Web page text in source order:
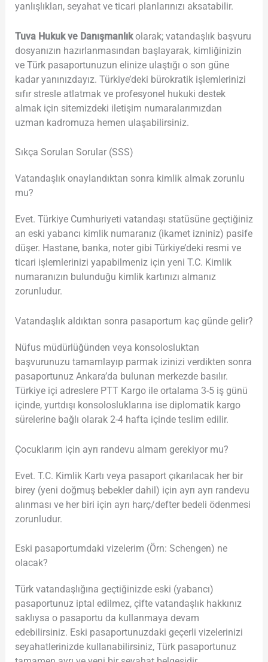
yanlışlıkları, seyahat ve ticari planlarınızı aksatabilir.
Tuva Hukuk ve Danışmanlıkolarak; vatandaşlık başvuru
dosyanızın hazırlanmasından başlayarak, kimliğinizin
ve Türk pasaportunuzun elinize ulaştığı o son güne
kadar yanınızdayız. Türkiye’deki bürokratik işlemlerinizi
sıfır stresle atlatmak ve profesyonel hukuki destek
almak için sitemizdeki iletişim numaralarımızdan
uzman kadromuza hemen ulaşabilirsiniz.
Sıkça Sorulan Sorular (SSS)
Vatandaşlık onaylandıktan sonra kimlik almak zorunlu
mu?
Evet. Türkiye Cumhuriyeti vatandaşı statüsüne geçtiğiniz
an eski yabancı kimlik numaranız (ikamet izniniz) pasife
düşer. Hastane, banka, noter gibi Türkiye’deki resmi ve
ticari işlemlerinizi yapabilmeniz için yeni T.C. Kimlik
numaranızın bulunduğu kimlik kartınızı almanız
zorunludur.
Vatandaşlık aldıktan sonra pasaportum kaç günde gelir?
Nüfus müdürlüğünden veya konsolosluktan
başvurunuzu tamamlayıp parmak izinizi verdikten sonra
pasaportunuz Ankara’da bulunan merkezde basılır.
Türkiye içi adreslere PTT Kargo ile ortalama 3-5 iş günü
içinde, yurtdışı konsolosluklarına ise diplomatik kargo
sürelerine bağlı olarak 2-4 hafta içinde teslim edilir.
Çocuklarım için ayrı randevu almam gerekiyor mu?
Evet. T.C. Kimlik Kartı veya pasaport çıkarılacak her bir
birey (yeni doğmuş bebekler dahil) için ayrı ayrı randevu
alınması ve her biri için ayrı harç/defter bedeli ödenmesi
zorunludur.
Eski pasaportumdaki vizelerim (Örn: Schengen) ne
olacak?
Türk vatandaşlığına geçtiğinizde eski (yabancı)
pasaportunuz iptal edilmez, çifte vatandaşlık hakkınız
saklıysa o pasaportu da kullanmaya devam
edebilirsiniz. Eski pasaportunuzdaki geçerli vizelerinizi
seyahatlerinizde kullanabilirsiniz, Türk pasaportunuz